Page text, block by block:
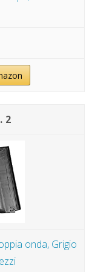
2
onda, Grigio